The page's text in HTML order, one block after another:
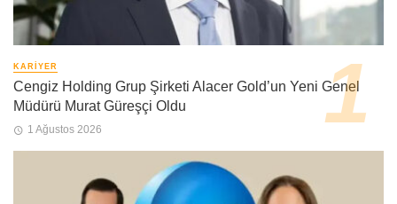
KARIYER
Cengiz Holding Grup Şirketi Alacer Gold’un Yeni Genel
Müdürü Murat Güreşçi Oldu
1 Ağustos 2026